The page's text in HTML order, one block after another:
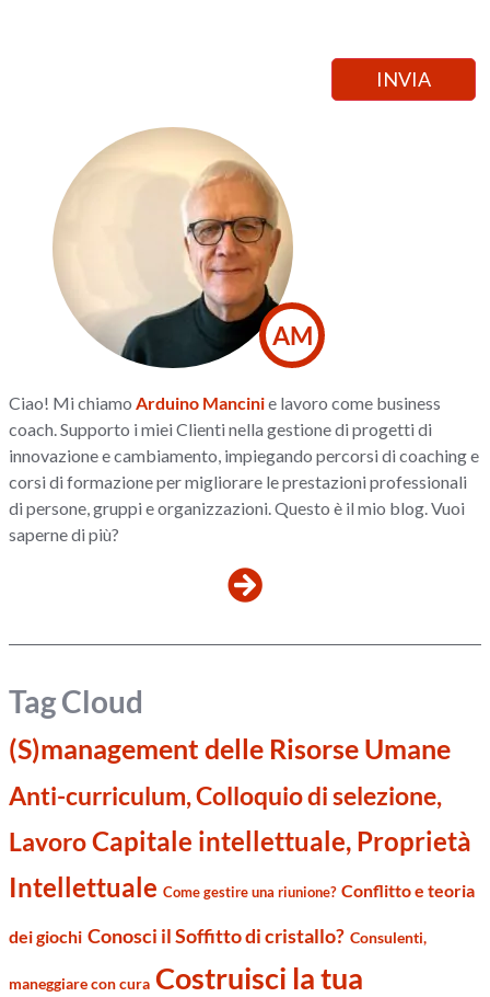
AM
Ciao! Mi chiamoArduino Mancinie lavoro come business
coach. Supporto i miei Clienti nella gestione di progetti di
innovazione e cambiamento, impiegando percorsi di coaching e
corsi di formazione per migliorare le prestazioni professionali
di persone, gruppi e organizzazioni. Questo è il mio blog. Vuoi
saperne di più?
Tag Cloud
(S)management delle Risorse Umane
Anti-curriculum, Colloquio di selezione,
LavoroCapitale intellettuale, Proprietà
Intellettuale Come gestire una riunione? Conflitto e teoria
dei giochi Conosci il Soffitto di cristallo? Consulenti,
maneggiare con cura Costruisci la tua